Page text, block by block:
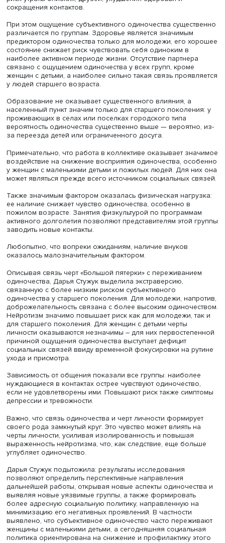
социально-демографических характеристик (возраста,
наличия физической нагрузки. Также принимались во
внимание характеристики индивидуума: выраженность
личности «Большой пятерки» (открытость опыту,
добросовестность, экстраверсия, доброжелательность,
нейротизм), оценка тревожности и депрессии,
общении и восприятия одиночества как ресурсного
состояния.
Исследование показало: одиночество ощущают около
опрошенных, что соответствует мировому уровню. Его
испытывают 41,6% молодежи, 45,9% женщин с детьми
3 лет и 41,7% с детьми младше 7 лет. Вопреки
одинокими значительно реже (18,7%), что примерно
соответствующему показателю у мужчин, имеющих
детей.
Невысокий уровень одиночества у пожилых людей
объясняют их адаптацией к новому периоду жизни и
позитивным восприятием этого состояния, а также
отсутствием в выборке людей старше 74 лет, у
риск утраты близких, друзей, ухудшения здоровья и
сокращения контактов.
различается по группам. Здоровье является значимым
предиктором одиночества только для молодежи, его
состояние снижает риск чувствовать себя одиноким в
наиболее активном периоде жизни. Отсутствие
связано с ощущением одиночества у всех групп, кроме
женщин с детьми, а наиболее сильно такая связь
у людей старшего возраста.
Образование не оказывает существенного влияния, а
населенный пункт значим только для старшего
проживающих в селах или поселках городского типа
вероятность одиночества существенно выше —
за переезда детей или ограниченного досуга.
воздействие на снижение восприятия одиночества,
у женщин с маленькими детьми и пожилых людей. Для
может являться прежде всего источником социальных
ее наличие снижает чувство одиночества, особенно в
пожилом возрасте. Занятия физкультурой по
активного долголетия позволяют представителям этой
заводить новые контакты.
Любопытно, что вопреки ожиданиям, наличие внуков
оказалось малозначительным фактором.